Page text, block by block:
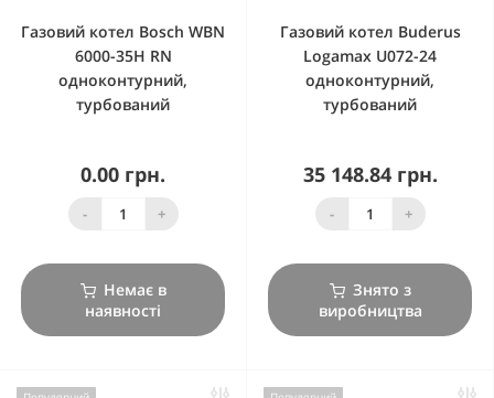
Газовий котел Bosch WBN
6000-35H RN
одноконтурний,
турбований
0.00 грн.
- +
Немає в
наявності
Газовий котел Buderus
Logamax U072-24
одноконтурний,
турбований
35 148.84 грн.
- +
Знято з
виробництва